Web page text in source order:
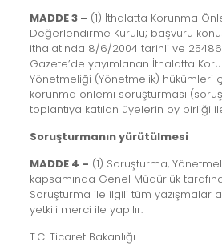
MADDE 3 – (1) İthalatta Korunma
Değerlendirme Kurulu; başvuru
ithalatında 8/6/2004 tarihli ve 25486
Gazete’de yayımlanan İthalatta
Yönetmeliği (Yönetmelik) hükümleri
korunma önlemi soruşturması
toplantıya katılan üyelerin oy birliği
Soruşturmanın yürütülmesi
MADDE 4 – (1) Soruşturma,
kapsamında Genel Müdürlük
Soruşturma ile ilgili tüm yazışmalar
yetkili merci ile yapılır:
T.C. Ticaret Bakanlığı